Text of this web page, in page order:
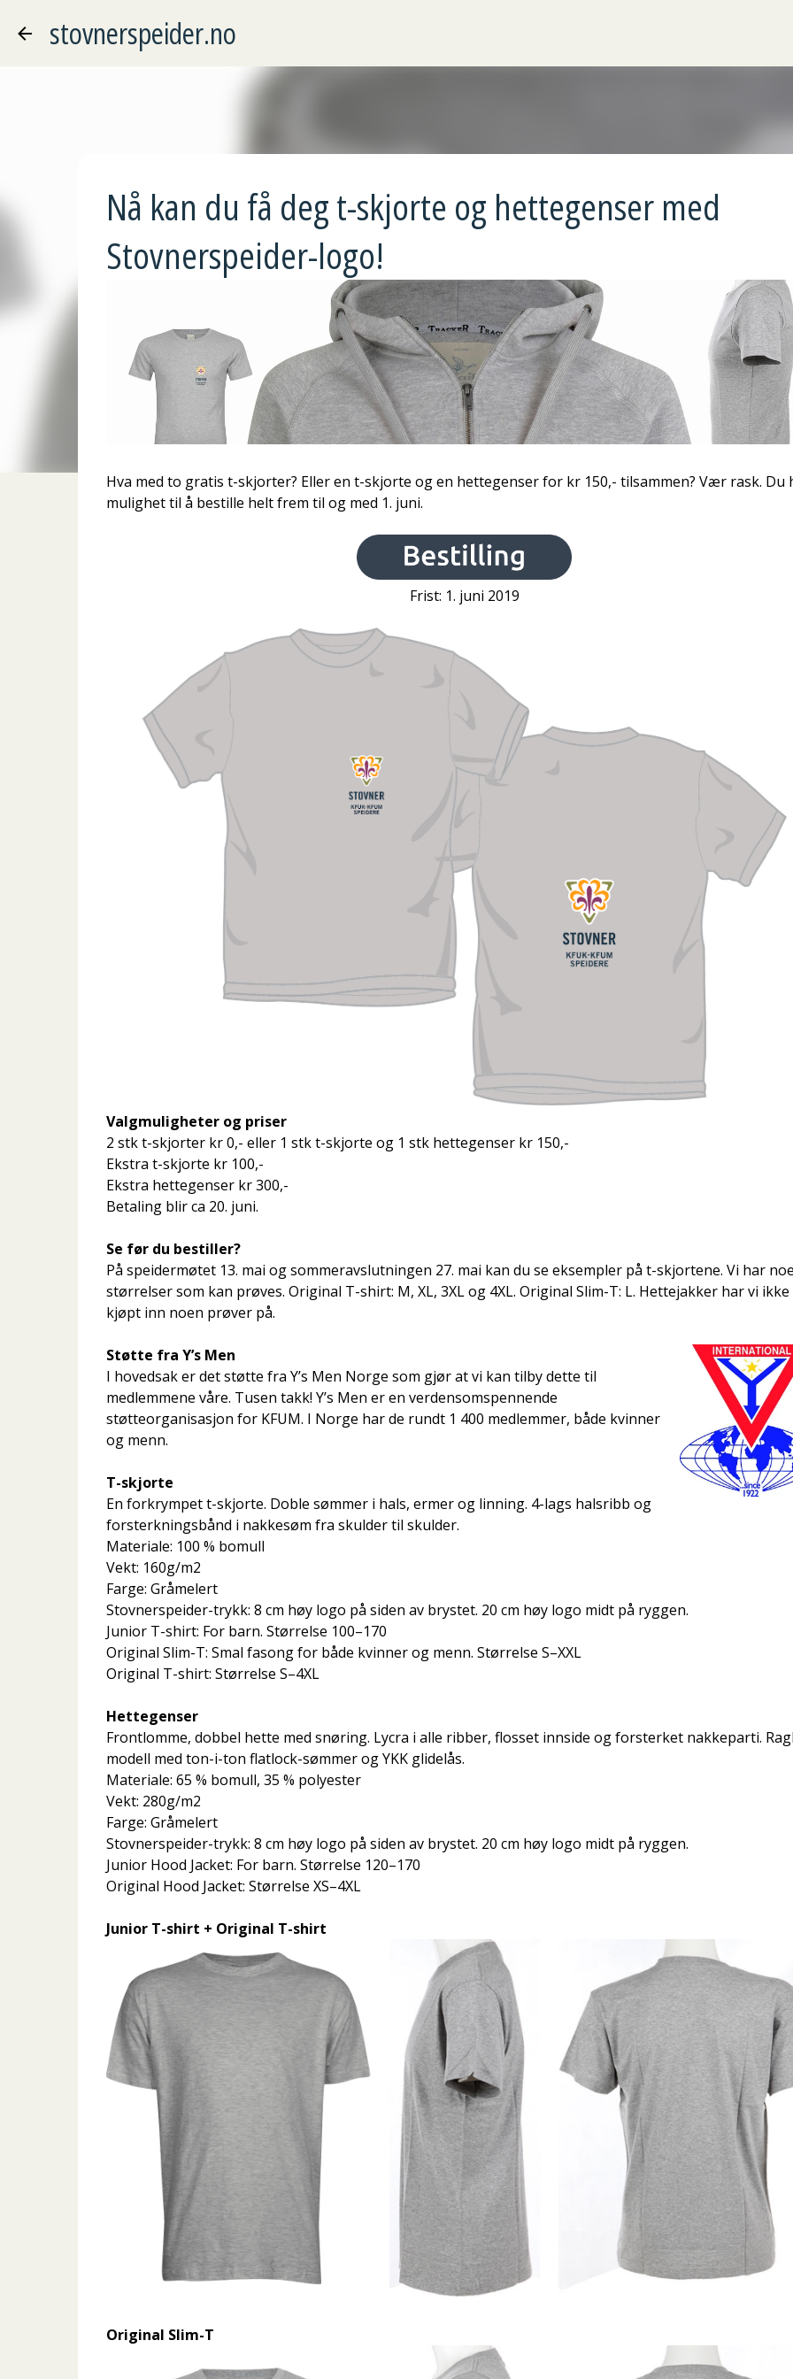
stovnerspeider.no
Nå kan du få deg t-skjorte og hettegenser med
Stovnerspeider-logo!
Hva med to gratis t-skjorter? Eller en t-skjorte og en hettegenser for kr 150,- tilsammen? Vær rask. Du
mulighet til å bestille helt frem til og med 1. juni.
Frist: 1. juni 2019
Valgmuligheter og priser
2 stk t-skjorter kr 0,- eller 1 stk t-skjorte og 1 stk hettegenser kr 150,-
Ekstra t-skjorte kr 100,-
Ekstra hettegenser kr 300,-
Betaling blir ca 20. juni.
Se før du bestiller?
På speidermøtet 13. mai og sommeravslutningen 27. mai kan du se eksempler på t-skjortene. Vi har
størrelser som kan prøves. Original T-shirt: M, XL, 3XL og 4XL. Original Slim-T: L. Hettejakker har vi ikke
kjøpt inn noen prøver på.
Støtte fra Y’s Men
I hovedsak er det støtte fra Y’s Men Norge som gjør at vi kan tilby dette til
medlemmene våre. Tusen takk! Y’s Men er en verdensomspennende
støtteorganisasjon for KFUM. I Norge har de rundt 1 400 medlemmer, både kvinner
og menn.
T-skjorte
En forkrympet t-skjorte. Doble sømmer i hals, ermer og linning. 4-lags halsribb og
forsterkningsbånd i nakkesøm fra skulder til skulder.
Materiale: 100 % bomull
Vekt: 160g/m2
Farge: Gråmelert
Stovnerspeider-trykk: 8 cm høy logo på siden av brystet. 20 cm høy logo midt på ryggen.
Junior T-shirt: For barn. Størrelse 100–170
Original Slim-T: Smal fasong for både kvinner og menn. Størrelse S–XXL
Original T-shirt: Størrelse S–4XL
Hettegenser
Frontlomme, dobbel hette med snøring. Lycra i alle ribber, flosset innside og forsterket nakkeparti.
modell med ton-i-ton flatlock-sømmer og YKK glidelås.
Materiale: 65 % bomull, 35 % polyester
Vekt: 280g/m2
Farge: Gråmelert
Stovnerspeider-trykk: 8 cm høy logo på siden av brystet. 20 cm høy logo midt på ryggen.
Junior Hood Jacket: For barn. Størrelse 120–170
Original Hood Jacket: Størrelse XS–4XL
Junior T-shirt + Original T-shirt
Original Slim-T